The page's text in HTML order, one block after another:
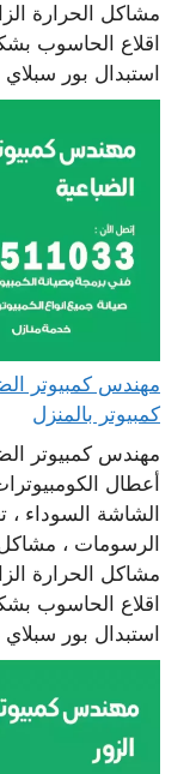
مشاكل الحرارة
اقلاع الحاسوب
استبدال بور
كمبيوتر بالمنزل
مهندس كمبيوتر
أعطال
الشاشة السوداء
الرسومات ،
مشاكل الحرارة
اقلاع الحاسوب
استبدال بور